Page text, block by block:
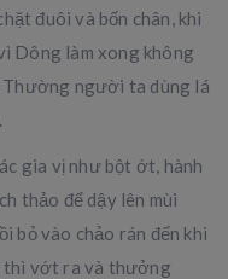
đuôi và bốn chân, khi
Dông làm xong không
người ta dùng lá
gia vị như bột ớt, hành
thảo để dậy lên mùi
bỏ vào chảo rán đến khi
thì vớt ra và thưởng